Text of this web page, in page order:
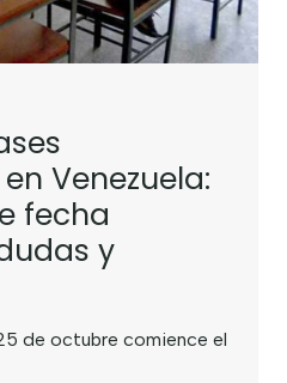
Venezuela:
fecha
y
de octubre comience el